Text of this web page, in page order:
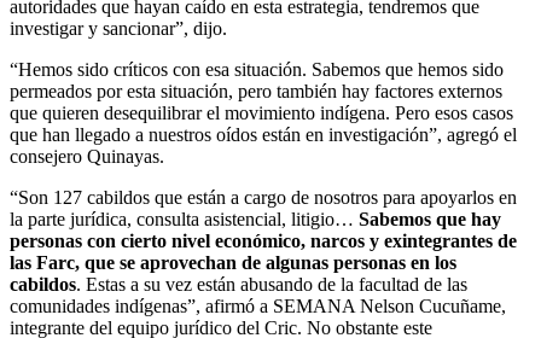
autoridades que hayan caído en esta estrategia, tendremos que
investigar y sancionar”, dijo.
“Hemos sido críticos con esa situación. Sabemos que hemos sido
permeados por esta situación, pero también hay factores externos
que quieren desequilibrar el movimiento indígena. Pero esos casos
que han llegado a nuestros oídos están en investigación”, agregó el
consejero Quinayas.
“Son 127 cabildos que están a cargo de nosotros para apoyarlos en
la parte jurídica, consulta asistencial, litigio… Sabemos que hay
personas con cierto nivel económico, narcos y exintegrantes de
las Farc, que se aprovechan de algunas personas en los
cabildos. Estas a su vez están abusando de la facultad de las
comunidades indígenas”, afirmó a SEMANA Nelson Cucuñame,
integrante del equipo jurídico del Cric. No obstante este